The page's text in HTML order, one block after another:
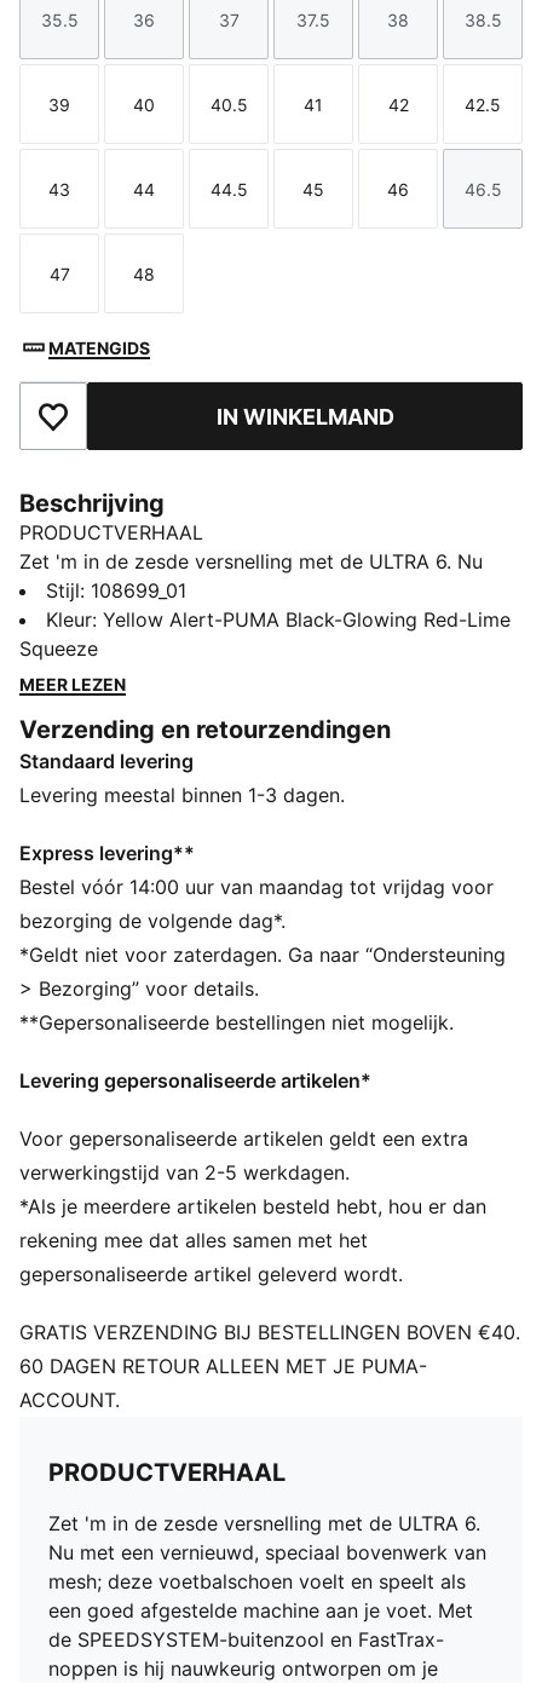
Maat
35.5
Maat
36
Maat
37
Maat
37.5
Maat
38
Maat
38.5
Maat
39
Maat
40
Maat
40.5
Maat
41
Maat
42
Maat
42.5
Maat
43
Maat
44
Maat
44.5
Maat
45
Maat
46
Maat
46.5
Maat
47
Maat
48
MATENGIDS
Toegevoegd aan favorietenIN WINKELMAND
Beschrijving
PRODUCTVERHAAL
Zet 'm in de zesde versnelling met de ULTRA 6. Nu
met een vernieuwd, speciaal bovenwerk van mesh;
deze voetbalschoen voelt en speelt als een goed
afgestelde machine aan je voet. Met de
SPEEDSYSTEM-buitenzool en FastTrax-noppen is hij
naar het net te brengen dan je "lichten uit" kunt
zeggen. Op het veld, waar elke seconde telt, kun je
rekenen op ULTRA.
Het bovenwerk van deze schoenen is gemaakt met
minstens 50% gerecyclede materialen
ACCELERATIE: PUMA's SPEEDSYSTEM
buitenzoolontwerp combineert hoogwaardig
vezelbasismateriaal met een externe hielkap en een
revolutionair noppensysteem, waardoor de
energieteruggave wordt gemaximaliseerd voor
GRIP: Het FastTrax-noppenontwerp maakt gebruik van
om meer grip te bieden tijdens het versnellen, cutten
en afremmen
STABILITEIT: PWRTAPE SQD-ondersteuningsframe
stabiliseert de voet in de schoen zonder de
wendbaarheid en bewegingsvrijheid te belemmeren
DETAILS
Type neus: Rond
Sluiting: Veters
Type hak: Plat
technologie en OrthoLite®-hieldemping
FG: Geschikt voor gebruik op harde natuurlijke
ondergronden
Stijl: 108699_01
Kleur: Yellow Alert-PUMA Black-Glowing Red-Lime
Squeeze
MEER LEZEN
Verzending en retourzendingen
Standaard levering
Levering meestal binnen 1-3 dagen.
Express levering**
Bestel vóór 14:00 uur van maandag tot vrijdag voor
bezorging de volgende dag*.
*Geldt niet voor zaterdagen. Ga naar “Ondersteuning
> Bezorging” voor details.
**Gepersonaliseerde bestellingen niet mogelijk.
Levering gepersonaliseerde artikelen*
Voor gepersonaliseerde artikelen geldt een extra
verwerkingstijd van 2-5 werkdagen.
*Als je meerdere artikelen besteld hebt, hou er dan
rekening mee dat alles samen met het
gepersonaliseerde artikel geleverd wordt.
GRATIS VERZENDING BIJ BESTELLINGEN BOVEN €40.
60 DAGEN RETOUR ALLEEN MET JE PUMA-
ACCOUNT.
PRODUCTVERHAAL
Zet 'm in de zesde versnelling met de ULTRA 6.
Nu met een vernieuwd, speciaal bovenwerk van
mesh; deze voetbalschoen voelt en speelt als
een goed afgestelde machine aan je voet. Met
de SPEEDSYSTEM-buitenzool en FastTrax-
noppen is hij nauwkeurig ontworpen om je